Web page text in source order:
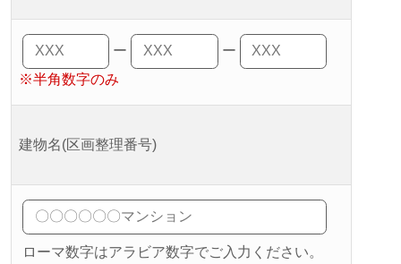
ー
ー
※半角数字のみ
建物名(区画整理番号)
ローマ数字はアラビア数字でご入力ください。